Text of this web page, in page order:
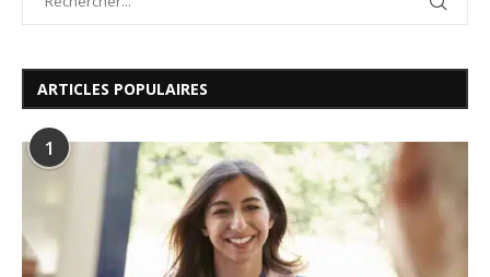
ARTICLES POPULAIRES
1